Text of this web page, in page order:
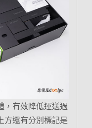
，有效降低運送過
方還有分別標記是